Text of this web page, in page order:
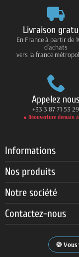
Livraison
En France à partir de
d'achats
vers la france
Appelez nous
+33 3 87 71 53 29
● Réouverture demain
Informations
Nos produits
Notre société
Contactez-nous
Vous